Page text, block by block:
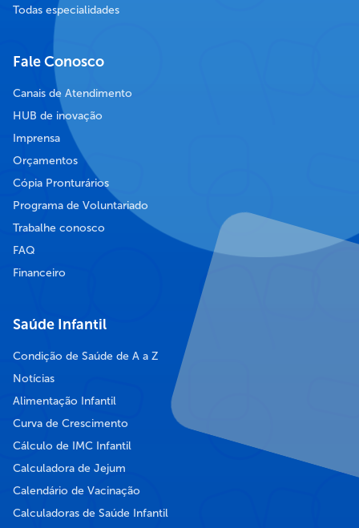
Todas especialidades
Fale Conosco
Canais de Atendimento
HUB de inovação
Imprensa
Orçamentos
Cópia Pronturários
Programa de Voluntariado
Trabalhe conosco
FAQ
Financeiro
Saúde Infantil
Condição de Saúde de A a Z
Notícias
Alimentação Infantil
Curva de Crescimento
Cálculo de IMC Infantil
Calculadora de Jejum
Calendário de Vacinação
Calculadoras de Saúde Infantil